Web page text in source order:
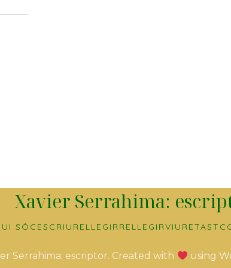
Xavier Serrahima:
SÓC ESCRIURE LLEGIRRELLEGIRVIURETAST
Serrahima: escriptor. Created with using